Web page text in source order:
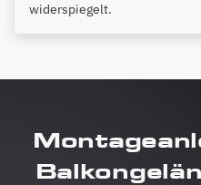
widerspiegelt.